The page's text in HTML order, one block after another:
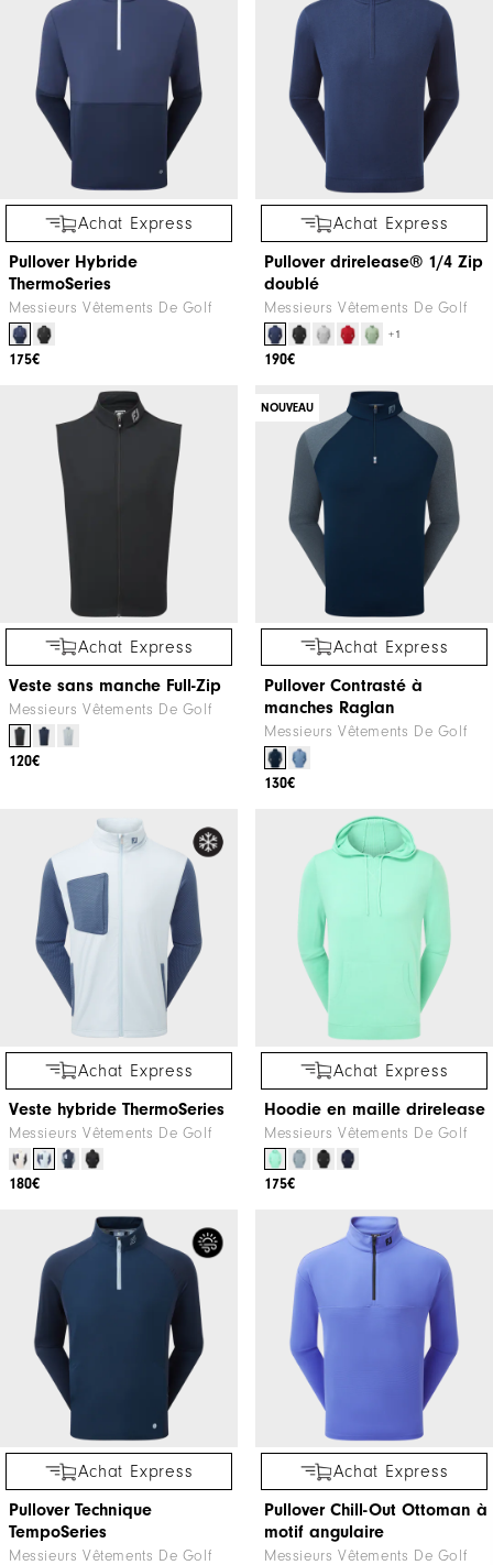
Achat Express
Pullover Hybride
ThermoSeries
Messieurs Vêtements De Golf
175€
Achat Express
Pullover drirelease® 1/4 Zip
doublé
Messieurs Vêtements De Golf
+1
190€
Achat Express
Veste sans manche Full-Zip
Messieurs Vêtements De Golf
120€
NOUVEAU
Achat Express
Pullover Contrasté à
manches Raglan
Messieurs Vêtements De Golf
130€
Achat Express
Veste hybride ThermoSeries
Messieurs Vêtements De Golf
180€
Achat Express
Hoodie en maille drirelease
Messieurs Vêtements De Golf
175€
Achat Express
Pullover Technique
TempoSeries
Messieurs Vêtements De Golf
Achat Express
Pullover Chill-Out Ottoman à
motif angulaire
Messieurs Vêtements De Golf